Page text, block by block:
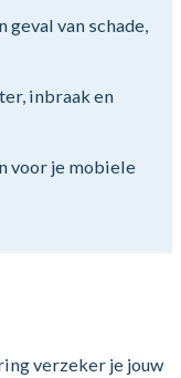
geval van schade,
inbraak en
voor je mobiele
verzeker je jouw